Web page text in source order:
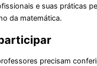
e suas práticas
da matemática.
precisam